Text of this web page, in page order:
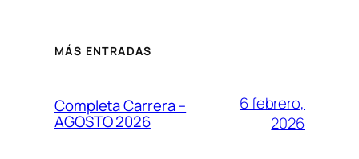
MÁS ENTRADAS
Completa Carrera –
AGOSTO 2026
6 febrero,
2026